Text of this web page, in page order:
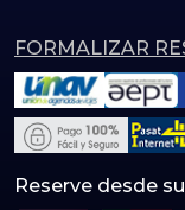
FORMALIZAR
Reserve desde